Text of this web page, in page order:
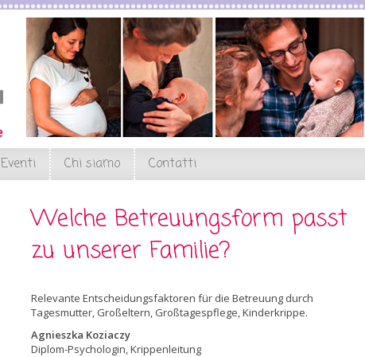
Eventi Chi siamo Contatti
Welche Betreuungsform passt
zu unserer Familie?
Relevante Entscheidungsfaktoren für die Betreuung durch
Tagesmutter, Großeltern, Großtagespflege, Kinderkrippe.
Agnieszka Koziaczy
Diplom-Psychologin, Krippenleitung